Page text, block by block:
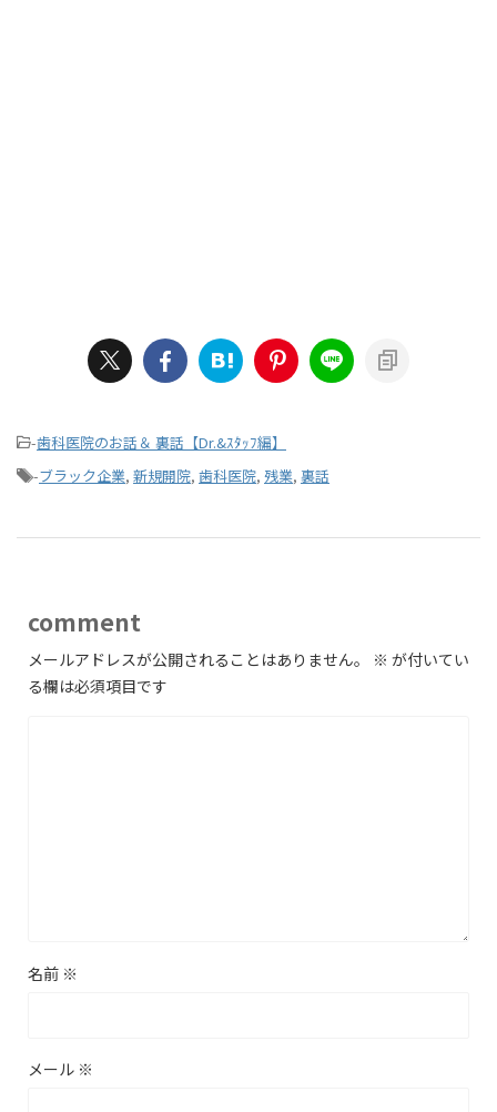
-歯科医院のお話＆ 裏話【Dr.&ｽﾀｯﾌ編】
-ブラック企業, 新規開院, 歯科医院, 残業, 裏話
comment
メールアドレスが公開されることはありません。 ※ が付いてい
る欄は必須項目です
名前 ※
メール ※